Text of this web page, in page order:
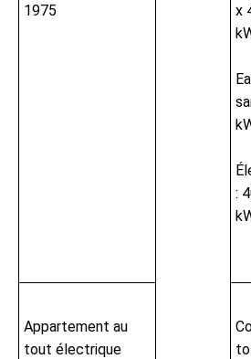
1975
x
:
Appartement au
tout électrique